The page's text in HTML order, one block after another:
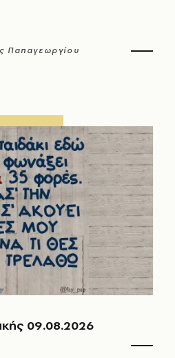
Παπαγεωργίου
09.08.2026